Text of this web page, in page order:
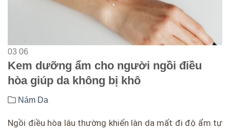
03 06
Kem dưỡng ẩm cho người ngồi điều
hòa giúp da không bị khô
Nám Da
Ngồi điều hòa lâu thường khiến làn da mất đi độ ẩm tự